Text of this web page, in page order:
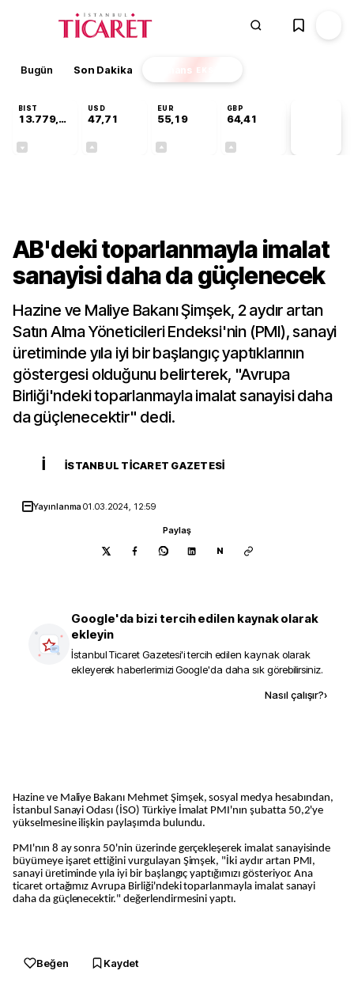
Bugün Son Dakika Finans EKSTRA
BIST
13.779,39
USD
47,71
EUR
55,19
GBP
64,41
AB'deki toparlanmayla imalat
sanayisi daha da güçlenecek
Hazine ve Maliye Bakanı Şimşek, 2 aydır artan
Satın Alma Yöneticileri Endeksi'nin (PMI), sanayi
üretiminde yıla iyi bir başlangıç yaptıklarının
göstergesi olduğunu belirterek, "Avrupa
Birliği'ndeki toparlanmayla imalat sanayisi daha
da güçlenecektir" dedi.
İ İSTANBUL TICARET GAZETESI
Yayınlanma01.03.2024, 12:59
Paylaş
N
Google'da bizi tercih edilen kaynak olarak
ekleyin
İstanbul Ticaret Gazetesi'i tercih edilen kaynak olarak
ekleyerek haberlerimizi Google'da daha sık görebilirsiniz.
Nasıl çalışır?›
Hazine ve Maliye Bakanı Mehmet Şimşek, sosyal medya hesabından,
İstanbul Sanayi Odası (İSO) Türkiye İmalat PMI'nın şubatta 50,2'ye
yükselmesine ilişkin paylaşımda bulundu.
PMI'nın 8 ay sonra 50'nin üzerinde gerçekleşerek imalat sanayisinde
büyümeye işaret ettiğini vurgulayan Şimşek, "İki aydır artan PMI,
sanayi üretiminde yıla iyi bir başlangıç yaptığımızı gösteriyor. Ana
ticaret ortağımız Avrupa Birliği'ndeki toparlanmayla imalat sanayi
daha da güçlenecektir." değerlendirmesini yaptı.
Beğen Kaydet